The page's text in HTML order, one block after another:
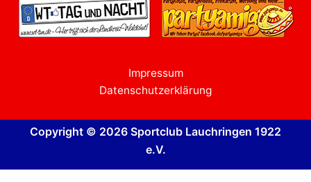
Impressum
Datenschutzerklärung
Copyright © 2026 Sportclub Lauchringen 1922
e.V.